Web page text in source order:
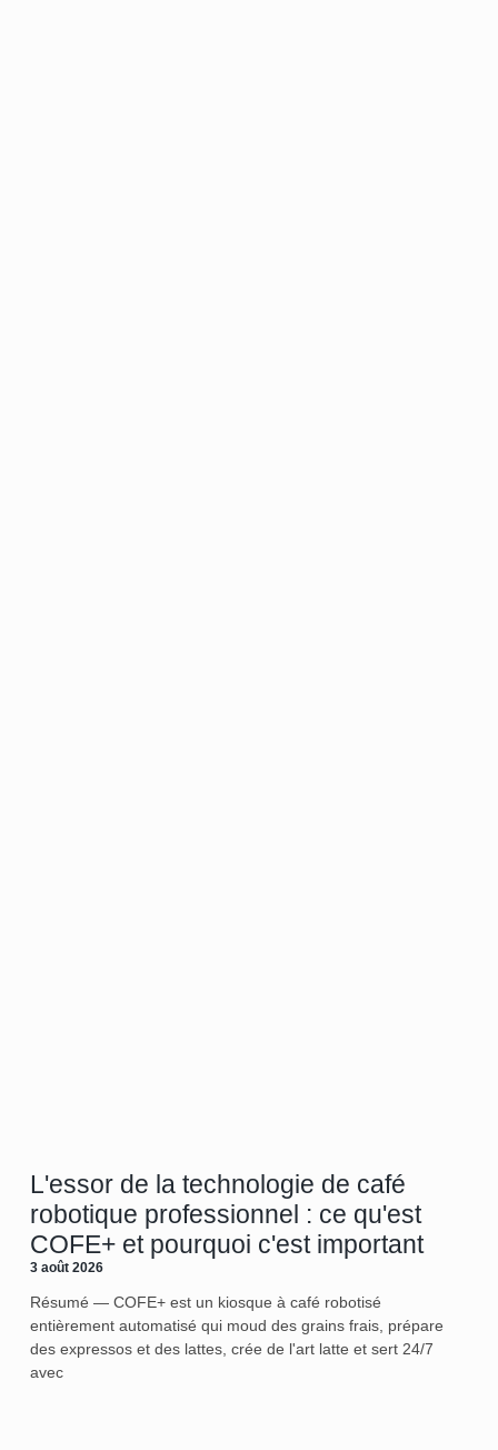
L'essor de la technologie de café
robotique professionnel : ce qu'est
COFE+ et pourquoi c'est important
3 août 2026
Résumé — COFE+ est un kiosque à café robotisé
entièrement automatisé qui moud des grains frais, prépare
des expressos et des lattes, crée de l'art latte et sert 24/7
avec